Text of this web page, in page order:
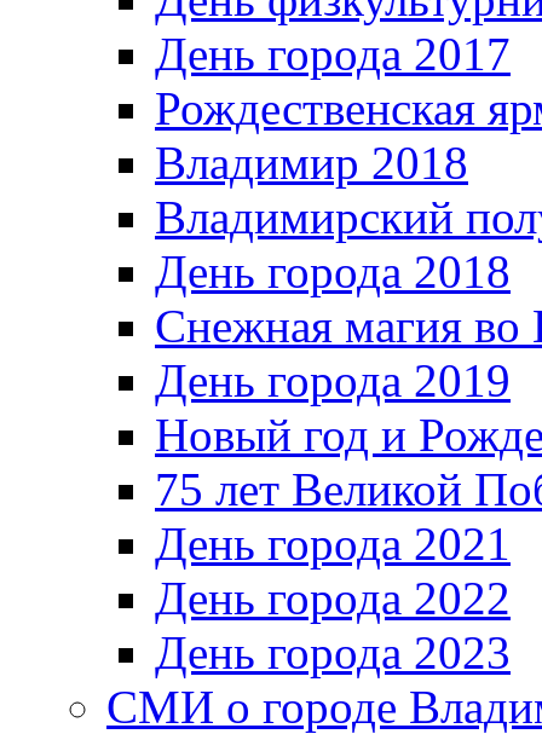
День города 2017
Рождественская
Владимир 2018
Владимирский
День города 2018
Снежная магия во
День города 2019
Новый год и
75 лет Великой
День города 2021
День города 2022
День города 2023
СМИ о городе